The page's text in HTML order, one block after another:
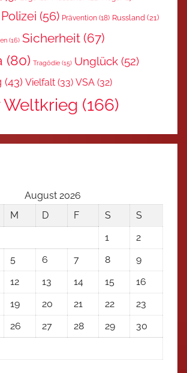
Polizei (56) Prävention (18) Russland (21)
(16) Sicherheit (67)
(80) Tragödie (15) Unglück (52)
(43) Vielfalt (33) VSA (32)
(166)
August 2026
M D F S
S
1
2
5 6 7 8
9
12 13 14 15
16
19 20 21 22
23
26 27 28 29
30